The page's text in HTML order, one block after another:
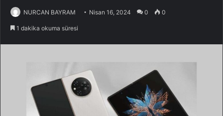
NURCAN BAYRAM Nisan 16, 2024 0 0
1 dakika okuma süresi